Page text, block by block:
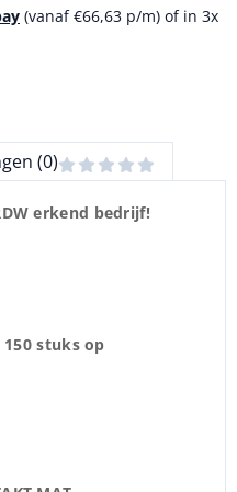
(vanaf€66,63 p/m) of in 3x
(0)
erkend bedrijf!
stuks op